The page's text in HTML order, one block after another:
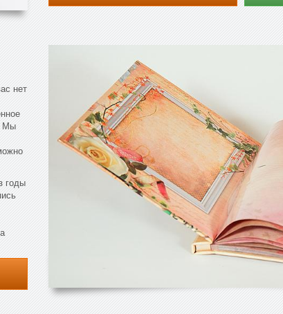
нет
Мы
годы